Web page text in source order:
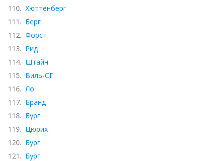
110. Хюттенберг
111. Берг
112. Форст
113. Рид
114. Штайн
115. Виль-СГ
116. Ло
117. Бранд
118. Бург
119. Цюрих
120. Бург
121. Бург